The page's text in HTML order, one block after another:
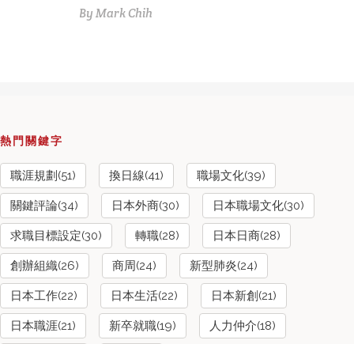
By Mark Chih
熱門關鍵字
職涯規劃(51) 換日線(41) 職場文化(39)
關鍵評論(34) 日本外商(30) 日本職場文化(30)
求職目標設定(30) 轉職(28) 日本日商(28)
創辦組織(26) 商周(24) 新型肺炎(24)
日本工作(22) 日本生活(22) 日本新創(21)
日本職涯(21) 新卒就職(19) 人力仲介(18)